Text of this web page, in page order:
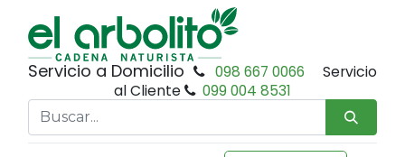
Servicio a Domicilio 098 667 0066
Servicio
al Cliente
099 004 8531